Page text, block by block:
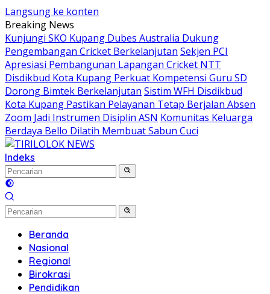
Langsung ke konten
Breaking News
Kunjungi SKO Kupang Dubes Australia Dukung
Pengembangan Cricket Berkelanjutan Sekjen PCI
Apresiasi Pembangunan Lapangan Cricket NTT
Disdikbud Kota Kupang Perkuat Kompetensi Guru SD
Dorong Bimtek Berkelanjutan Sistim WFH Disdikbud
Kota Kupang Pastikan Pelayanan Tetap Berjalan Absen
Zoom Jadi Instrumen Disiplin ASN Komunitas Keluarga
Berdaya Bello Dilatih Membuat Sabun Cuci
Indeks
Beranda
Nasional
Regional
Birokrasi
Pendidikan